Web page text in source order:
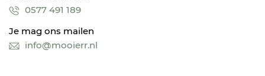
0577 491 189
Je mag ons mailen
info@mooierr.nl